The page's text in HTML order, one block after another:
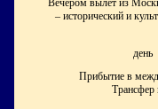
Вечером вылет из
– исторический и
день
Прибытие в
Трансфер